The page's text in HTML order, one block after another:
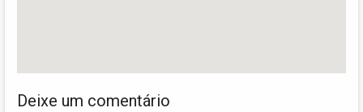
Deixe um comentário